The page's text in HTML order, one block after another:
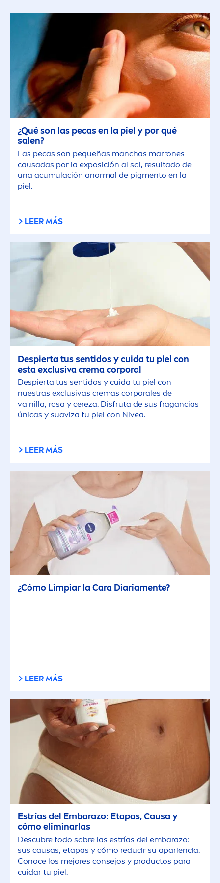
Limpieza Corporal
Protectores Solares
Sun Face
TIPO DE PIEL
Piel con Imperfecciones
Piel Extra Seca
Piel Mixta
Piel Normal
Piel Seca
Todo tipo de piel
TIPO DE CONTENIDO
Artículo
Tutorial
Vídeo
FILTROS SELECCIONADOS
¿Qué son las pecas en la piel y por qué
salen?
Las pecas son pequeñas manchas marrones
causadas por la exposición al sol, resultado de
una acumulación anormal de pigmento en la
piel.
LEER MÁS
Despierta tus sentidos y cuida tu piel con
esta exclusiva crema corporal
Despierta tus sentidos y cuida tu piel con
nuestras exclusivas cremas corporales de
vainilla, rosa y cereza. Disfruta de sus fragancias
únicas y suaviza tu piel con Nivea.
LEER MÁS
¿Cómo Limpiar la Cara Diariamente?
LEER MÁS
Estrías del Embarazo: Etapas, Causa y
cómo eliminarlas
Descubre todo sobre las estrías del embarazo:
sus causas, etapas y cómo reducir su apariencia.
Conoce los mejores consejos y productos para
cuidar tu piel.